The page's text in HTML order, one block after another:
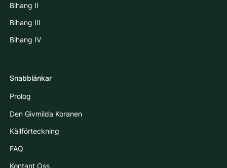
Bihang II
Bihang III
Bihang IV
Snabblänkar
Prolog
Den Givmilda Koranen
Källförteckning
FAQ
Kontant Oss